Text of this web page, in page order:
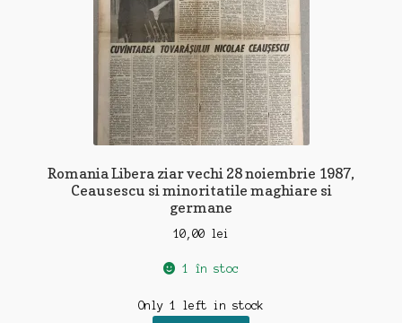
Romania Libera ziar vechi 28 noiembrie 1987,
Ceausescu si minoritatile maghiare si
germane
10,00 lei
1 în stoc
Only 1 left in stock